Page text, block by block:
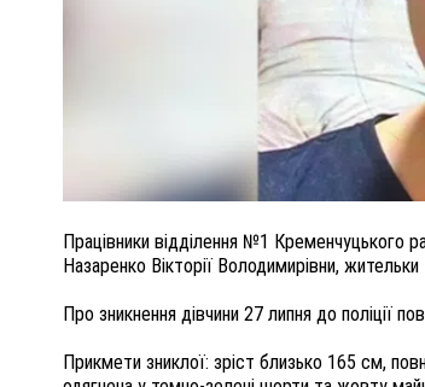
Працівники відділення №1 Кременчуцького
Назаренко Вікторії Володимирівни,
Про зникнення дівчини 27 липня до поліції
Прикмети зниклої: зріст близько 165 см,
ПОЛІЦІЯ ПОЛТАВЩИНИ РОЗШУКУЄ